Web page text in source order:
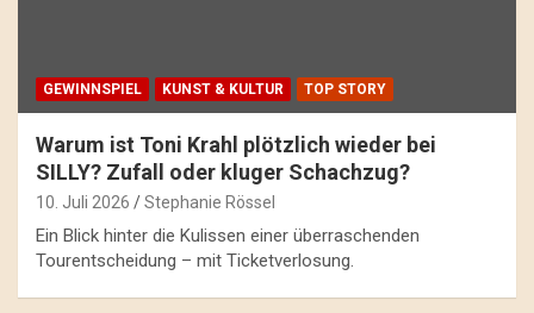
GEWINNSPIEL KUNST & KULTUR TOP STORY
Warum ist Toni Krahl plötzlich wieder bei
SILLY? Zufall oder kluger Schachzug?
10. Juli 2026 Stephanie Rössel
Ein Blick hinter die Kulissen einer überraschenden
Tourentscheidung – mit Ticketverlosung.